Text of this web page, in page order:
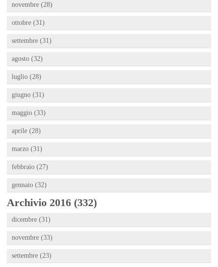
novembre (28)
ottobre (31)
settembre (31)
agosto (32)
luglio (28)
giugno (31)
maggio (33)
aprile (28)
marzo (31)
febbraio (27)
gennaio (32)
Archivio 2016 (332)
dicembre (31)
novembre (33)
settembre (23)